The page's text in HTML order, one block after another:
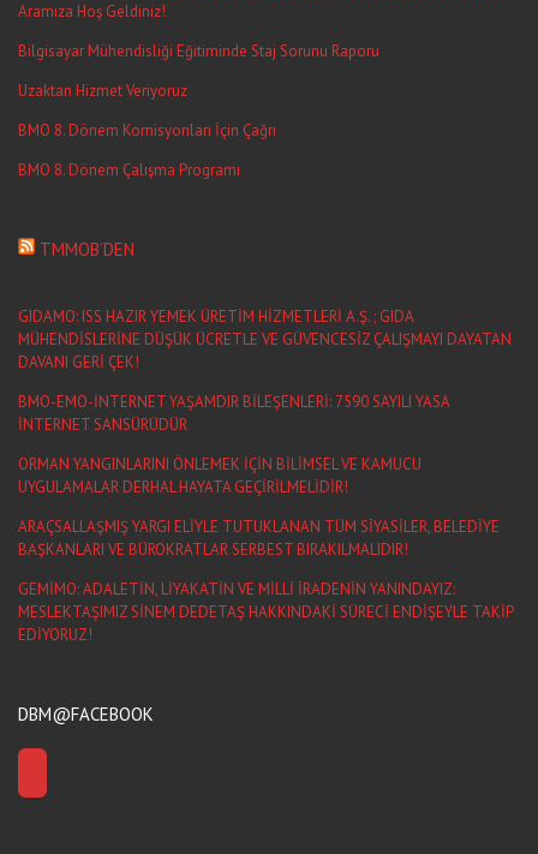
Aramıza Hoş Geldiniz!
Bilgisayar Mühendisliği Eğitiminde Staj Sorunu Raporu
Uzaktan Hizmet Veriyoruz
BMO 8. Dönem Komisyonları İçin Çağrı
BMO 8. Dönem Çalışma Programı
TMMOB’DEN
GIDAMO: ISS HAZIR YEMEK ÜRETİM HİZMETLERİ A.Ş. ; GIDA
MÜHENDİSLERİNE DÜŞÜK ÜCRETLE VE GÜVENCESİZ ÇALIŞMAYI DAYATAN
DAVANI GERİ ÇEK!
BMO-EMO-İNTERNET YAŞAMDIR BİLEŞENLERİ: 7590 SAYILI YASA
İNTERNET SANSÜRÜDÜR
ORMAN YANGINLARINI ÖNLEMEK İÇİN BİLİMSEL VE KAMUCU
UYGULAMALAR DERHAL HAYATA GEÇİRİLMELİDİR!
ARAÇSALLAŞMIŞ YARGI ELİYLE TUTUKLANAN TÜM SİYASİLER, BELEDİYE
BAŞKANLARI VE BÜROKRATLAR SERBEST BIRAKILMALIDIR!
GEMİMO: ADALETİN, LİYAKATİN VE MİLLİ İRADENİN YANINDAYIZ:
MESLEKTAŞIMIZ SİNEM DEDETAŞ HAKKINDAKİ SÜRECİ ENDİŞEYLE TAKİP
EDİYORUZ!
DBM@FACEBOOK